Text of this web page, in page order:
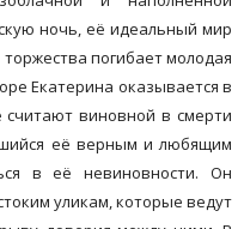
ночь, её идеальный мир
погибает молодая
Екатерина оказывается в
виновной в смерти
её верным и любящим
в её невиновности. Он
уликам, которые ведут